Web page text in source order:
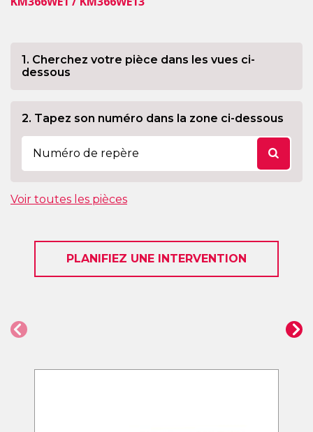
1. Cherchez votre pièce dans les vues ci-
dessous
2. Tapez son numéro dans la zone ci-dessous
Voir toutes les pièces
PLANIFIEZ UNE INTERVENTION